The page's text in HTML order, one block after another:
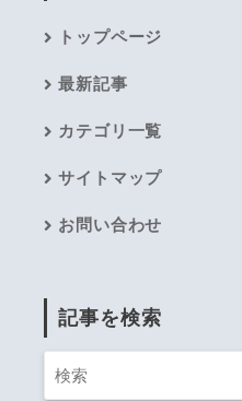
トップページ
最新記事
カテゴリ一覧
サイトマップ
お問い合わせ
記事を検索